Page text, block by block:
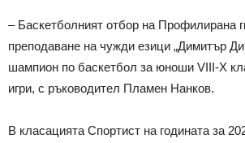
– Баскетболният отбор на Профилирана
преподаване на чужди езици „Димитър
шампион по баскетбол за юноши VIII-X
игри, с ръководител Пламен Нанков.
В класацията Спортист на годината за